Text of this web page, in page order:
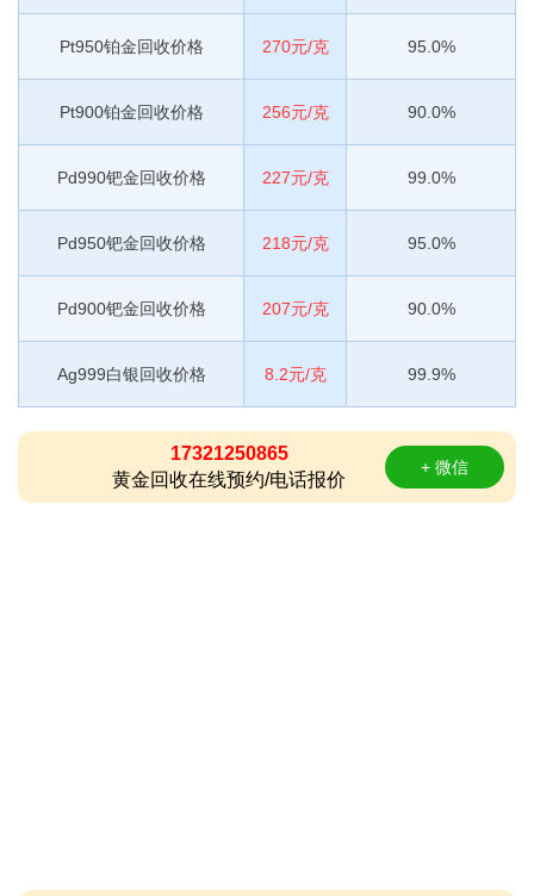
Pt950铂金回收价格 270元/克 95.0%
Pt900铂金回收价格 256元/克 90.0%
Pd990钯金回收价格 227元/克 99.0%
Pd950钯金回收价格 218元/克 95.0%
Pd900钯金回收价格 207元/克 90.0%
Ag999白银回收价格 8.2元/克 99.9%
17321250865
黄金回收在线预约/电话报价
+ 微信